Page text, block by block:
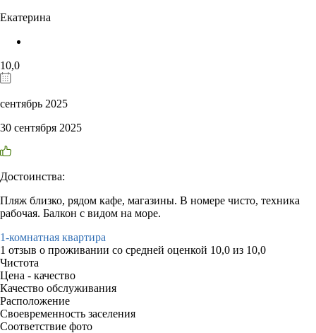
Екатерина
10,0
сентябрь 2025
30 сентября 2025
Достоинства:
Пляж близко, рядом кафе, магазины. В номере чисто, техника
рабочая. Балкон с видом на море.
1-комнатная квартира
1 отзыв о проживании со средней оценкой 10,0 из 10,0
Чистота
Цена - качество
Качество обслуживания
Расположение
Своевременность заселения
Соответствие фото